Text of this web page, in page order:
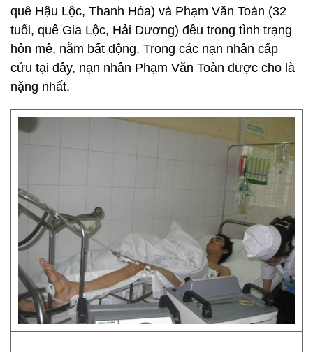
quê Hậu Lộc, Thanh Hóa) và Phạm Văn Toàn (32
tuổi, quê Gia Lộc, Hải Dương) đều trong tình trạng
hôn mê, nằm bất động. Trong các nạn nhân cấp
cứu tại đây, nạn nhân Phạm Văn Toàn được cho là
nặng nhất.